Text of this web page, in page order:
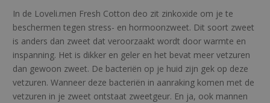
In de Loveli.men Fresh Cotton deo zit zinkoxide om je te
beschermen tegen stress- en hormoonzweet. Dit soort zweet
is anders dan zweet dat veroorzaakt wordt door warmte en
inspanning. Het is dikker en geler en het bevat meer vetzuren
dan gewoon zweet. De bacteriën op je huid zijn gek op deze
vetzuren. Wanneer deze bacteriën in aanraking komen met de
vetzuren in je zweet ontstaat zweetgeur. En ja, ook mannen